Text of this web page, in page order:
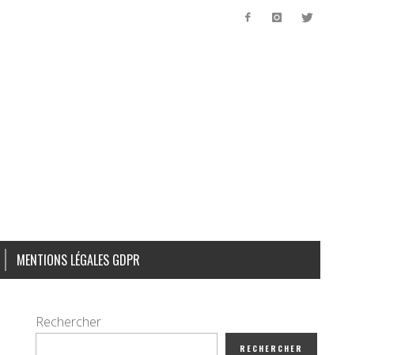
MENTIONS LÉGALES GDPR
Rechercher
RECHERCHER